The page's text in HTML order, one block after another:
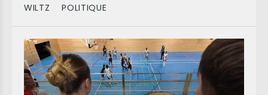
WILTZ POLITIQUE